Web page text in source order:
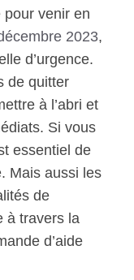
pour venir en
2023,
d’urgence.
de quitter
à l’abri et
Si vous
essentiel de
Mais aussi les
de
à travers la
d’aide